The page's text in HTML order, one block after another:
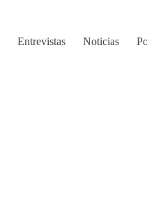
Entrevistas Noticias